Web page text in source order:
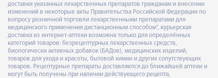
доставки указанных лекарственных препаратов гражданам и внесении
изменений в некоторые акты Правительства Российской Федерации по
вопросу розничной торговли лекарственными препаратами для
медицинского применения дистанционным способом", курьерская
доставка из интернет-аптеки возможна только для определённых
категорий товаров: безрецептурных лекарственных средств,
биологически активных добавок (БАДов), медицинских изделий,
товаров для ухода и красоты, бытовой химии и других сопутствующих
товаров. Рецептурные препараты доставляются до ближайшей аптеки и
могут быть получены при наличии действующего рецепта,